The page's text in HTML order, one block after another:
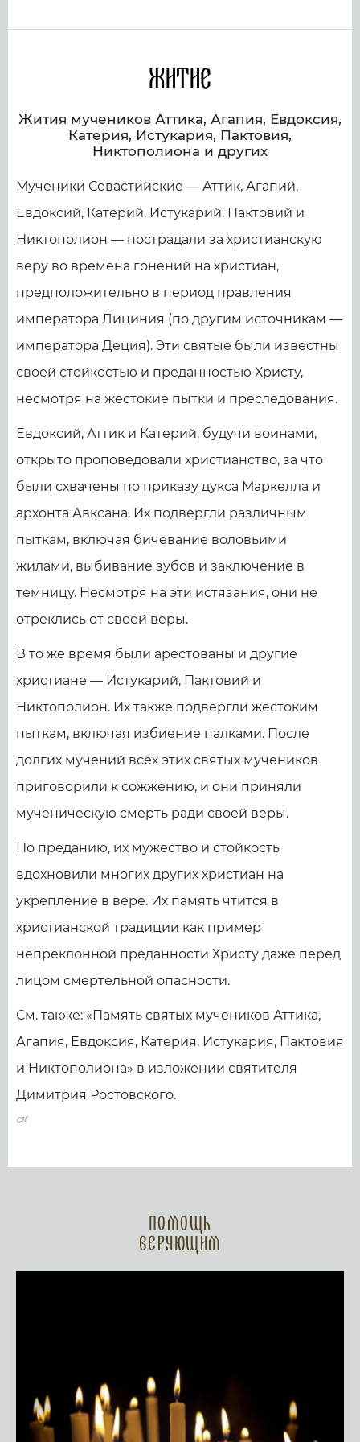
Житие
Жития мучеников Аттика, Агапия, Евдоксия,
Катерия, Истукария, Пактовия,
Никтополиона и других
Мученики Севастийские — Аттик, Агапий,
Евдоксий, Катерий, Истукарий, Пактовий и
Никтополион — пострадали за христианскую
веру во времена гонений на христиан,
предположительно в период правления
императора Лициния (по другим источникам —
императора Деция). Эти святые были известны
своей стойкостью и преданностью Христу,
несмотря на жестокие пытки и преследования.
Евдоксий, Аттик и Катерий, будучи воинами,
открыто проповедовали христианство, за что
были схвачены по приказу дукса Маркелла и
архонта Авксана. Их подвергли различным
пыткам, включая бичевание воловьими
жилами, выбивание зубов и заключение в
темницу. Несмотря на эти истязания, они не
отреклись от своей веры.
В то же время были арестованы и другие
христиане — Истукарий, Пактовий и
Никтополион. Их также подвергли жестоким
пыткам, включая избиение палками. После
долгих мучений всех этих святых мучеников
приговорили к сожжению, и они приняли
мученическую смерть ради своей веры.
По преданию, их мужество и стойкость
вдохновили многих других христиан на
укрепление в вере. Их память чтится в
христианской традиции как пример
непреклонной преданности Христу даже перед
лицом смертельной опасности.
См. также: «Память святых мучеников Аттика,
Агапия, Евдоксия, Катерия, Истукария, Пактовия
и Никтополиона» в изложении святителя
Димитрия Ростовского.
Помощь
верующим